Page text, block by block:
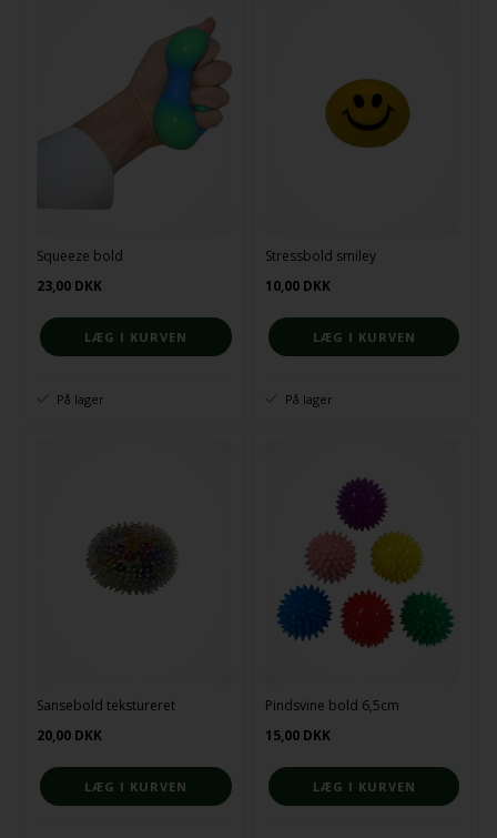
Squeeze bold
23,00 DKK
På lager
Stressbold smiley
10,00 DKK
På lager
Sansebold tekstureret
20,00 DKK
Pindsvine bold 6,5cm
15,00 DKK